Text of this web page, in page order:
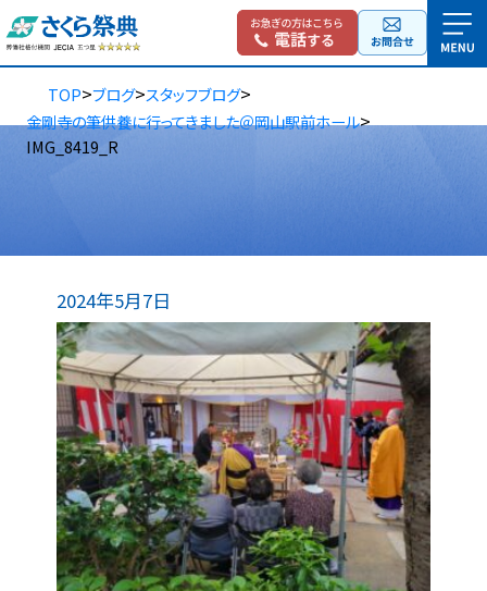
TOP>ブログ>スタッフブログ>
金剛寺の筆供養に行ってきました＠岡山駅前ホール>
IMG_8419_R
2024年5月7日